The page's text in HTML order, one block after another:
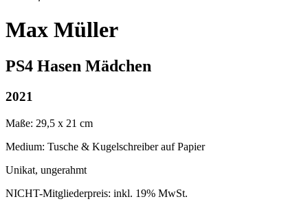
Max Müller
PS4 Hasen Mädchen
2021
Maße: 29,5 x 21 cm
Medium: Tusche & Kugelschreiber auf Papier
Unikat, ungerahmt
NICHT-Mitgliederpreis: inkl. 19% MwSt.